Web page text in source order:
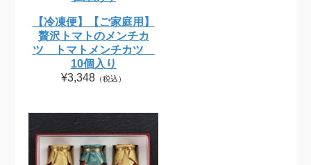
【冷凍便】【ご家庭用】
贅沢トマトのメンチカ
ツ トマトメンチカツ
10個入り
¥3,348 （税込）